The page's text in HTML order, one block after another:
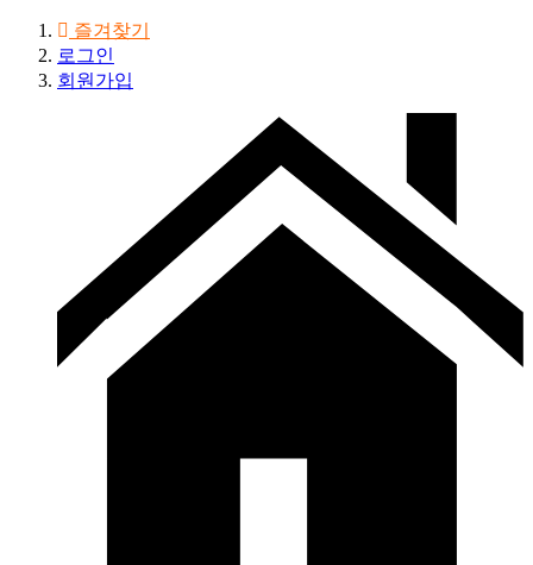
즐겨찾기
로그인
회원가입